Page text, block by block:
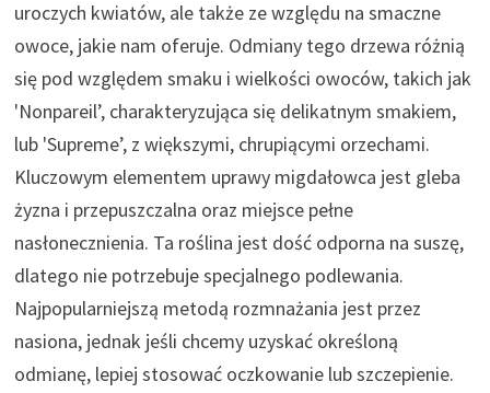
uroczych kwiatów, ale także ze względu na smaczne
owoce, jakie nam oferuje. Odmiany tego drzewa różnią
się pod względem smaku i wielkości owoców, takich jak
'Nonpareil’, charakteryzująca się delikatnym smakiem,
lub 'Supreme’, z większymi, chrupiącymi orzechami.
Kluczowym elementem uprawy migdałowca jest gleba
żyzna i przepuszczalna oraz miejsce pełne
nasłonecznienia. Ta roślina jest dość odporna na suszę,
dlatego nie potrzebuje specjalnego podlewania.
Najpopularniejszą metodą rozmnażania jest przez
nasiona, jednak jeśli chcemy uzyskać określoną
odmianę, lepiej stosować oczkowanie lub szczepienie.